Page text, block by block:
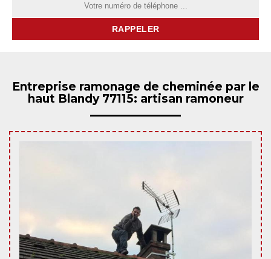
Entreprise ramonage de cheminée par le
haut Blandy 77115: artisan ramoneur